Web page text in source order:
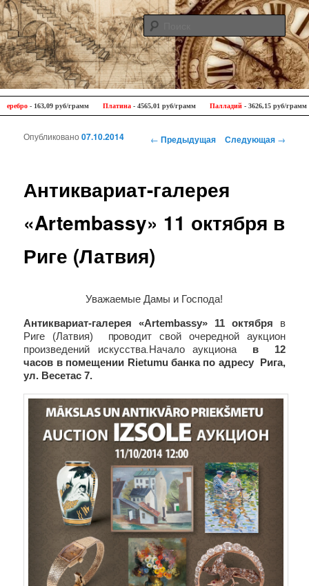
Antique Trip
Главное меню
Перейти к основному содержимому
Перейти к дополнительному содержимому
- 163,09 руб/грамм Платина- 4565,01 руб/грамм Палладий- 3626,15 руб/грамм
Навигация по записям
← Предыдущая Следующая →
Антиквариат-галерея
«Artembassy» 11 октября в
Риге (Латвия)
Опубликовано07.10.2014
Уважаемые Дамы и Господа!
Антиквариат-галерея «Artembassy» 11 октября в
Риге (Латвия) проводит свой очередной аукцион
произведений искусства. Начало аукциона в 12
часов в помещении Rietumu банка по адресу Рига,
ул. Весетас 7.